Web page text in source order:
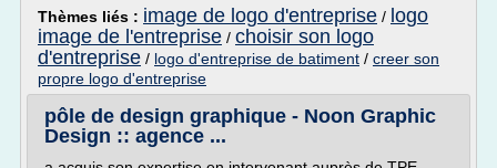
Thèmes liés : image de logo d'entreprise / logo
image de l'entreprise / choisir son logo
d'entreprise / logo d'entreprise de batiment / creer son
propre logo d'entreprise
pôle de design graphique - Noon Graphic
Design :: agence ...